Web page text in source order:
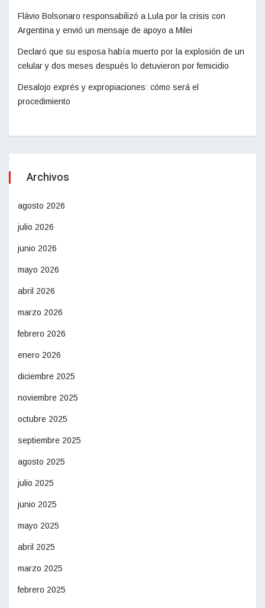
Flávio Bolsonaro responsabilizó a Lula por la crisis con
Argentina y envió un mensaje de apoyo a Milei
Declaró que su esposa había muerto por la explosión de un
celular y dos meses después lo detuvieron por femicidio
Desalojo exprés y expropiaciones: cómo será el
procedimiento
Archivos
agosto 2026
julio 2026
junio 2026
mayo 2026
abril 2026
marzo 2026
febrero 2026
enero 2026
diciembre 2025
noviembre 2025
octubre 2025
septiembre 2025
agosto 2025
julio 2025
junio 2025
mayo 2025
abril 2025
marzo 2025
febrero 2025